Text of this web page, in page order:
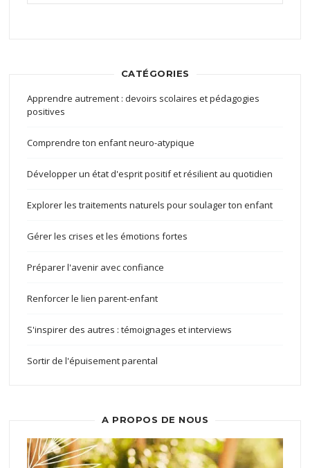
CATÉGORIES
Apprendre autrement : devoirs scolaires et pédagogies
positives
Comprendre ton enfant neuro-atypique
Développer un état d'esprit positif et résilient au quotidien
Explorer les traitements naturels pour soulager ton enfant
Gérer les crises et les émotions fortes
Préparer l'avenir avec confiance
Renforcer le lien parent-enfant
S'inspirer des autres : témoignages et interviews
Sortir de l'épuisement parental
A PROPOS DE NOUS